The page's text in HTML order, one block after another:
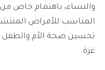
والنساء، باهتمام خاص من
المناسب للأمراض
تحسين صحة الأم والطفل
غزة.